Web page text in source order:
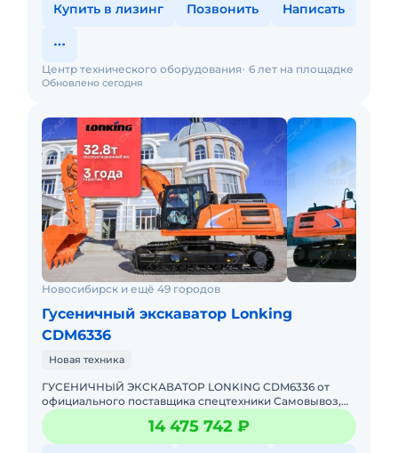
Купить в лизинг Позвонить Написать
Обновлено сегодня
Центр технического оборудования 6 лет на площадке
Новосибирск и ещё 49 городов
Гусеничный экскаватор Lonking
CDM6336
Новая техника
ГУСЕНИЧНЫЙ ЭКСКАВАТОР LONKING CDM6336 от
официального поставщика спецтехники Самовывоз,
доставка в любой регион РФ Гарантия, сервис и
14 475 742 ₽